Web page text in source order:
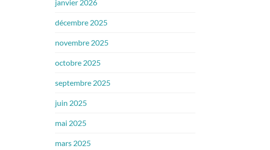
janvier 2026
décembre 2025
novembre 2025
octobre 2025
septembre 2025
juin 2025
mai 2025
mars 2025